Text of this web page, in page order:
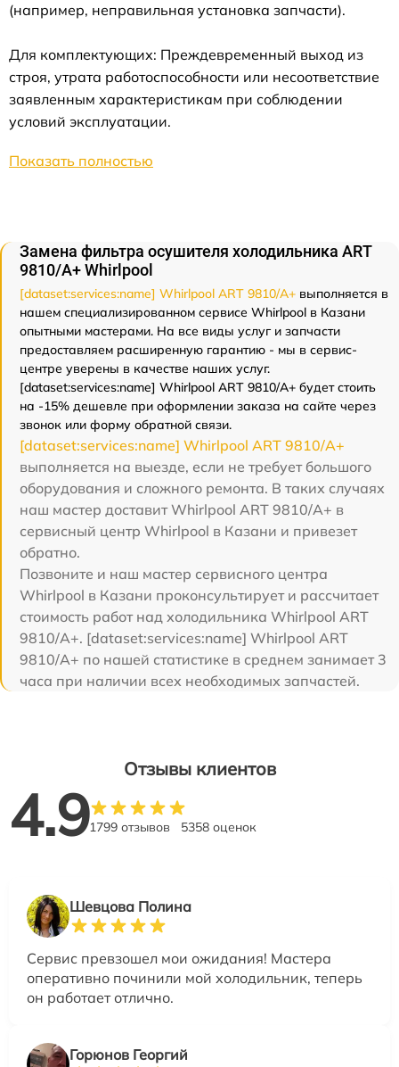
(например, неправильная установка запчасти).
Для комплектующих: Преждевременный выход из
строя, утрата работоспособности или несоответствие
заявленным характеристикам при соблюдении
условий эксплуатации.
Показать полностью
Замена фильтра осушителя холодильника ART
9810/A+ Whirlpool
[dataset:services:name] Whirlpool ART 9810/A+ выполняется в
нашем специализированном сервисе Whirlpool в Казани
опытными мастерами. На все виды услуг и запчасти
предоставляем расширенную гарантию - мы в сервис-
центре уверены в качестве наших услуг.
[dataset:services:name] Whirlpool ART 9810/A+ будет стоить
на -15% дешевле при оформлении заказа на сайте через
звонок или форму обратной связи.
[dataset:services:name] Whirlpool ART 9810/A+
выполняется на выезде, если не требует большого
оборудования и сложного ремонта. В таких случаях
наш мастер доставит Whirlpool ART 9810/A+ в
сервисный центр Whirlpool в Казани и привезет
обратно.
Позвоните и наш мастер сервисного центра
Whirlpool в Казани проконсультирует и рассчитает
стоимость работ над холодильника Whirlpool ART
9810/A+. [dataset:services:name] Whirlpool ART
9810/A+ по нашей статистике в среднем занимает 3
часа при наличии всех необходимых запчастей.
Отзывы клиентов
4.91799 отзывов 5358 оценок
Шевцова Полина
Сервис превзошел мои ожидания! Мастера
оперативно починили мой холодильник, теперь
он работает отлично.
Горюнов Георгий